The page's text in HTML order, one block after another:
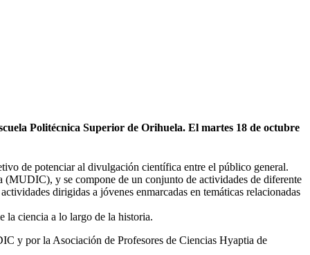
Politécnica Superior de Orihuela. El martes 18 de octubre
de potenciar al divulgación científica entre el público general.
y se compone de un conjunto de actividades de diferente
dirigidas a jóvenes enmarcadas en temáticas relacionadas
la ciencia a lo largo de la historia.
y por la Asociación de Profesores de Ciencias Hyaptia de